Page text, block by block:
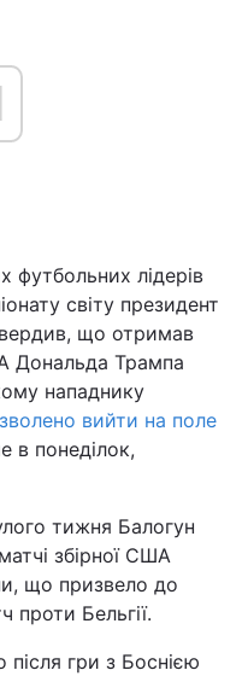
футбольних лідерів
світу президент
що отримав
Дональда Трампа
нападнику
вийти на поле
в понеділок,
тижня Балогун
збірної США
що призвело до
проти Бельгії.
гри з Боснією